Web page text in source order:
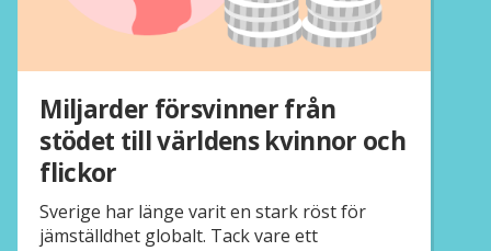
Miljarder försvinner från
stödet till världens kvinnor och
flickor
Sverige har länge varit en stark röst för
jämställdhet globalt. Tack vare ett